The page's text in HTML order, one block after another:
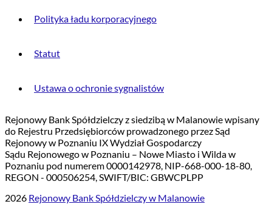
Polityka ładu korporacyjnego
Statut
Ustawa o ochronie sygnalistów
Rejonowy Bank Spółdzielczy z siedzibą w Malanowie wpisany
do Rejestru Przedsiębiorców prowadzonego przez Sąd
Rejonowy w Poznaniu IX Wydział Gospodarczy
Sądu Rejonowego w Poznaniu – Nowe Miasto i Wilda w
Poznaniu pod numerem 0000142978, NIP-668-000-18-80,
REGON - 000506254, SWIFT/BIC: GBWCPLPP
2026 Rejonowy Bank Spółdzielczy w Malanowie